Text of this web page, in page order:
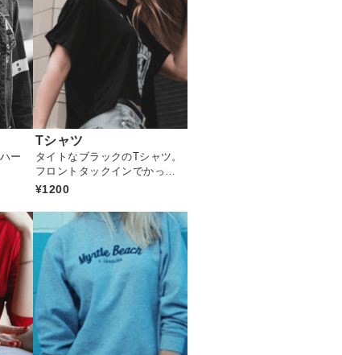
ー
Tシャツ
タイトなブラックのTシャツ。
フロントタックインでかっこ
いいトレンドアイテムです
¥1200